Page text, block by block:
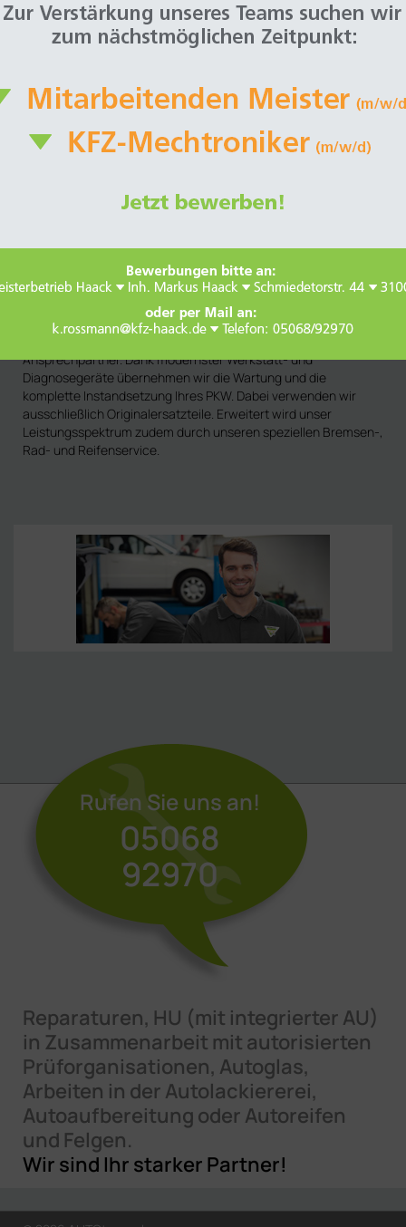
Wir bieten Ihnen umfassenden Service in allen Bereichen rund
um Ihren PKW. Von fachgerechten Reparaturen über HU und
Ansprechpartner. Dank modernster Werkstatt- und
Diagnosegeräte übernehmen wir die Wartung und die
komplette Instandsetzung Ihres PKW. Dabei verwenden wir
ausschließlich Originalersatzteile. Erweitert wird unser
Leistungsspektrum zudem durch unseren speziellen Bremsen-,
Rad- und Reifenservice.
Rufen Sie uns an!
05068
92970
Reparaturen, HU (mit integrierter AU)
in Zusammenarbeit mit autorisierten
Prüforganisationen, Autoglas,
Arbeiten in der Autolackiererei,
Autoaufbereitung oder Autoreifen
und Felgen.
Wir sind Ihr starker Partner!